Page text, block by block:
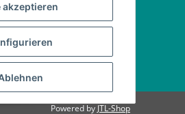
akzeptieren
Powered by JTL-Shop